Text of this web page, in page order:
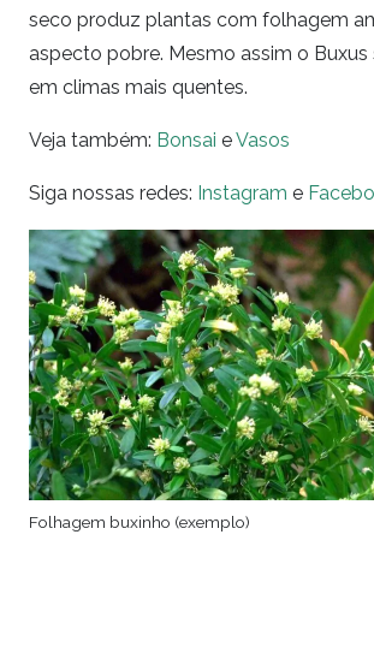
seco produz plantas com folhagem
aspecto pobre. Mesmo assim o
em climas mais quentes.
Veja também: Bonsai eVasos
Siga nossas redes: Instagram e
Folhagem buxinho (exemplo)